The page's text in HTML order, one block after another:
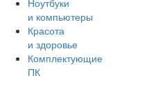
Ноутбуки
и компьютеры
Красота
и здоровье
Комплектующие
ПК